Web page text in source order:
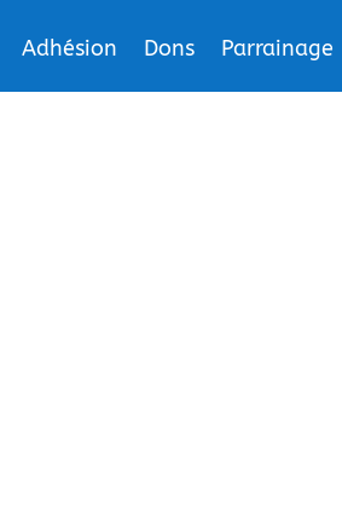
Adhésion Dons Parrainage